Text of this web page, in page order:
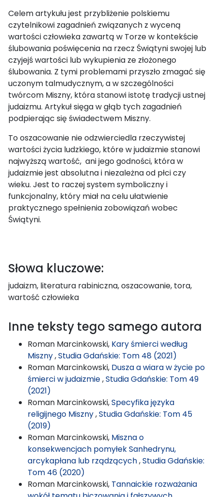
Celem artykułu jest przybliżenie polskiemu
czytelnikowi zagadnień związanych z wyceną
wartości człowieka zawartą w Torze w kontekście
ślubowania poświęcenia na rzecz Świątyni swojej lub
czyjejś wartości lub wykupienia ze złożonego
ślubowania. Z tymi problemami przyszło zmagać się
uczonym talmudycznym, a w szczególności
twórcom Miszny, która stanowi istotę tradycji ustnej
judaizmu. Artykuł sięga w głąb tych zagadnień
podpierając się świadectwem Miszny.
To oszacowanie nie odzwierciedla rzeczywistej
wartości życia ludzkiego, które w judaizmie stanowi
najwyższą wartość, ani jego godności, która w
judaizmie jest absolutna i niezależna od płci czy
wieku. Jest to raczej system symboliczny i
funkcjonalny, który miał na celu ułatwienie
praktycznego spełnienia zobowiązań wobec
Świątyni.
Słowa kluczowe:
judaizm, literatura rabiniczna, oszacowanie, tora,
wartość człowieka
Inne teksty tego samego autora
Roman Marcinkowski, Kary śmierci według
Miszny,Studia Gdańskie: Tom 48 (2021)
Roman Marcinkowski, Dusza a wiara w życie po
śmierci w judaizmie,Studia Gdańskie: Tom 49
(2021)
Roman Marcinkowski,Specyfika języka
religijnego Miszny,Studia Gdańskie: Tom 45
(2019)
Roman Marcinkowski, Miszna o
konsekwencjach pomyłek Sanhedrynu,
arcykapłana lub rządzących,Studia Gdańskie:
Tom 46 (2020)
Roman Marcinkowski, Tannaickie rozważania